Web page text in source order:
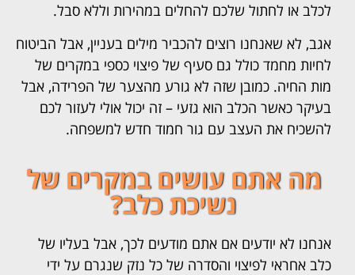
לכלב או לחתול שלכם להחלים במהירות וללא סבל.
אגב, לא שאנחנו רוצים להכביר מילים בעניין, אבל הביטוח
לחיות מחמד כולל גם סעיף של פיצוי כספי במקרים של
מות החיה. כמובן שזה לא גורע מהצער של הפרידה, אבל
בעיקר כאשר הכלב הוא גזעי – זה יכול אולי לעזור לכם
להשכיח את העצב עם גור חמוד חדש למשפחה.
מה אתם עושים במקרים של
נשיכת כלב?
אנחנו לא יודעים אם אתם מודעים לכך, אבל בעליו של
כלב אחראי לפיצוי והסדרה של כל נזק שנגרם על ידי